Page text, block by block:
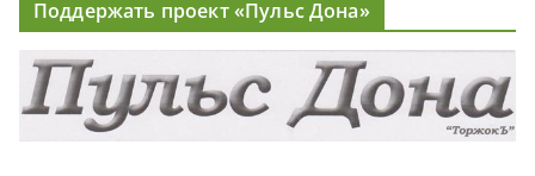
Поддержать проект «Пульс Дона»